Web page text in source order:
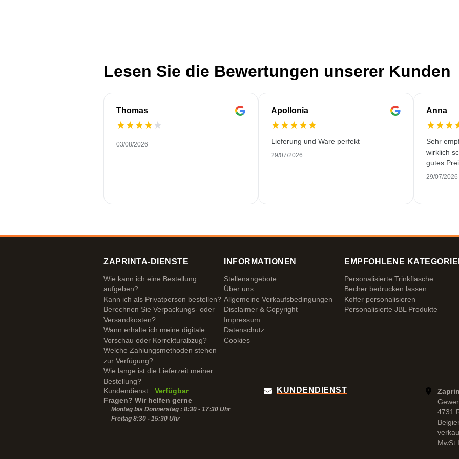
Lesen Sie die Bewertungen unserer Kunden
Thomas
★★★★★
03/08/2026
Apollonia
★★★★★
Lieferung und Ware perfekt
29/07/2026
Anna
★★★
Sehr
wirklich
gutes
29/07/2026
ZAPRINTA-DIENSTE
Wie kann ich eine Bestellung
aufgeben?
Kann ich als Privatperson bestellen?
Berechnen Sie Verpackungs- oder
Versandkosten?
Wann erhalte ich meine digitale
Vorschau oder Korrekturabzug?
Welche Zahlungsmethoden stehen
zur Verfügung?
Wie lange ist die Lieferzeit meiner
Bestellung?
INFORMATIONEN
Stellenangebote
Über uns
Allgemeine Verkaufsbedingungen
Disclaimer & Copyright
Impressum
Datenschutz
Cookies
EMPFOHLENE
Personalisierte Trinkflasche
Becher bedrucken lassen
Koffer personalisieren
Personalisierte JBL Produkte
Kundendienst:
Verfügbar
Fragen? Wir helfen gerne
Montag bis Donnerstag : 8:30 - 17:30 Uhr
Freitag 8:30 - 15:30 Uhr
KUNDENDIENST
4731